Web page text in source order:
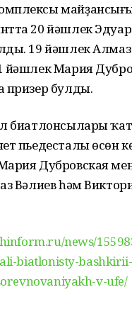
20 йәшлек
19 йәшлек Алмаз
Мария
призер булды.
биатлонсылары
пьедесталы өсөн
Дубровская
Вәлиев һәм
news/
biatlonisty-
v-ufe/